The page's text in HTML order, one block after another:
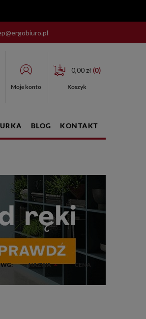
Moje konto
0,00 zł (0)
Koszyk
BLOG KONTAKT
WG: NAZWA CENA